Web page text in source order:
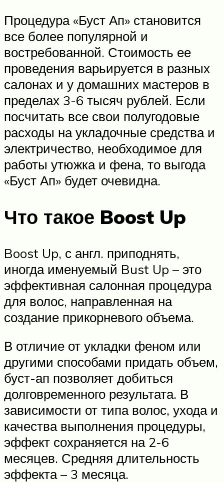
Процедура «Буст Ап» становится
все более популярной и
востребованной. Стоимость ее
проведения варьируется в разных
салонах и у домашних мастеров в
пределах 3-6 тысяч рублей. Если
посчитать все свои полугодовые
расходы на укладочные средства и
электричество, необходимое для
работы утюжка и фена, то выгода
«Буст Ап» будет очевидна.
Что такое Boost Up
Boost Up, с англ. приподнять,
иногда именуемый Bust Up – это
эффективная салонная процедура
для волос, направленная на
создание прикорневого объема.
В отличие от укладки феном или
другими способами придать объем,
буст-ап позволяет добиться
долговременного результата. В
зависимости от типа волос, ухода и
качества выполнения процедуры,
эффект сохраняется на 2-6
месяцев. Средняя длительность
эффекта – 3 месяца.